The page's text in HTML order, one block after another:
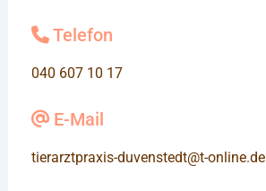
Telefon
040 607 10 17
E-Mail
tierarztpraxis-duvenstedt@t-online.de